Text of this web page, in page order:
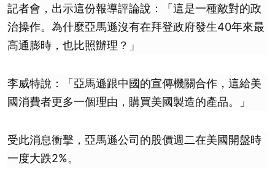
記者會，出示這份報導評論說：「這是一種敵對的政
治操作。為什麼亞馬遜沒有在拜登政府發生40年來最
高通膨時，也比照辦理？」
李威特說：「亞馬遜跟中國的宣傳機關合作，這給美
國消費者更多一個理由，購買美國製造的產品。」
受此消息衝擊，亞馬遜公司的股價週二在美國開盤時
一度大跌2%。